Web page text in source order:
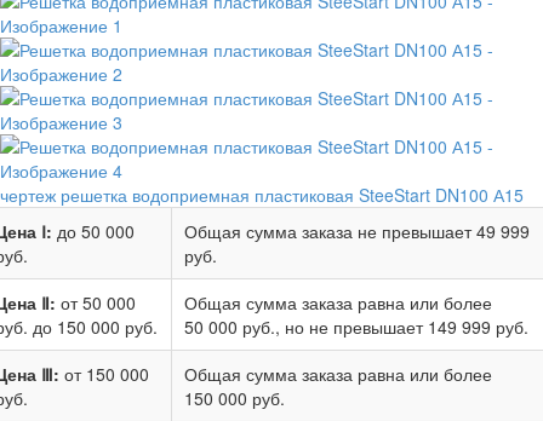
чертеж решетка водоприемная пластиковая SteeStart DN100 А15
Ⅰ: до 50 000
Общая сумма заказа не превышает49 999
руб.
Ⅱ: от 50 000
до 150 000 руб.
Общая сумма заказа равна или более
50 000 руб., но не превышает 149 999 руб.
Ⅲ: от 150 000
Общая сумма заказа равна или более
150 000 руб.